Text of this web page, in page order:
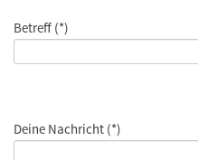
Betreff (*)
Deine Nachricht (*)